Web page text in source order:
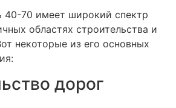
70 имеет широкий спектр
областях строительства и
некоторые из его основных
дорог